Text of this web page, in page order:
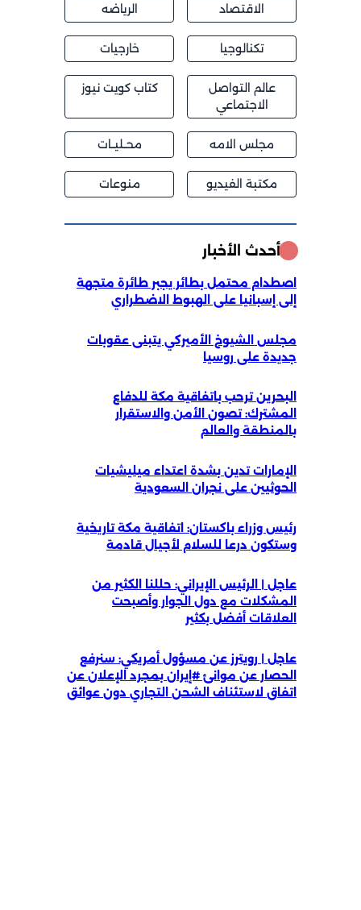
الاقتصاد الرياضه
تكنالوجيا خارجيات
عالم التواصل
الاجتماعي
كتاب كويت نيوز
مجلس الامه محــليــات
مكتبة الفيديو منوعات
أحدث الأخبار
اصطدام محتمل بطائر يجبر طائرة متجهة
إلى إسبانيا على الهبوط الاضطراري
مجلس الشيوخ الأميركي يتبنى عقوبات
جديدة على روسيا
البحرين ترحب باتفاقية مكة للدفاع
المشترك: تصون الأمن والاستقرار
بالمنطقة والعالم
الإمارات تدين بشدة اعتداء ميليشيات
الحوثيين على نجران السعودية
رئيس وزراء باكستان: اتفاقية مكة تاريخية
وستكون درعا للسلام لأجيال قادمة
عاجل | الرئيس الإيراني: حللنا الكثير من
المشكلات مع دول الجوار وأصبحت
العلاقات أفضل بكثير
عاجل | رويترز عن مسؤول أمريكي: سنرفع
الحصار عن موانئ #إيران بمجرد الإعلان عن
اتفاق لاستئناف الشحن التجاري دون عوائق